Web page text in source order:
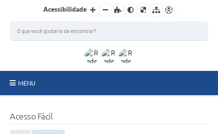
Acessibilidade
MENU
Acesso Fácil